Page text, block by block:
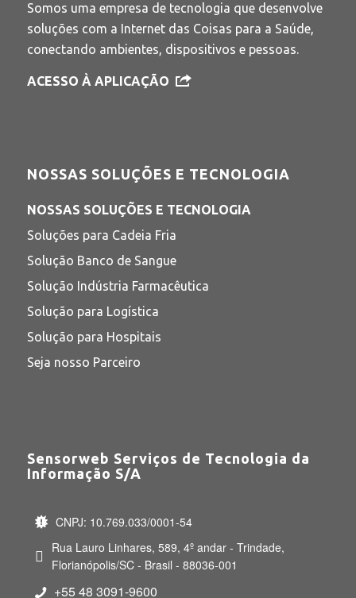
Somos uma empresa de tecnologia que desenvolve
soluções com a Internet das Coisas para a Saúde,
conectando ambientes, dispositivos e pessoas.
ACESSO À APLICAÇÃO
NOSSAS SOLUÇÕES E TECNOLOGIA
NOSSAS SOLUÇÕES E TECNOLOGIA
Soluções para Cadeia Fria
Solução Banco de Sangue
Solução Indústria Farmacêutica
Solução para Logística
Solução para Hospitais
Seja nosso Parceiro
Sensorweb Serviços de Tecnologia da
Informação S/A
CNPJ: 10.769.033/0001-54
Rua Lauro Linhares, 589, 4º andar - Trindade,
Florianópolis/SC - Brasil - 88036-001
+55 48 3091-9600